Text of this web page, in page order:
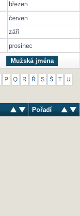
březen
červen
září
prosinec
Mužská jména
P Q R Ř S Š U
Pořadí